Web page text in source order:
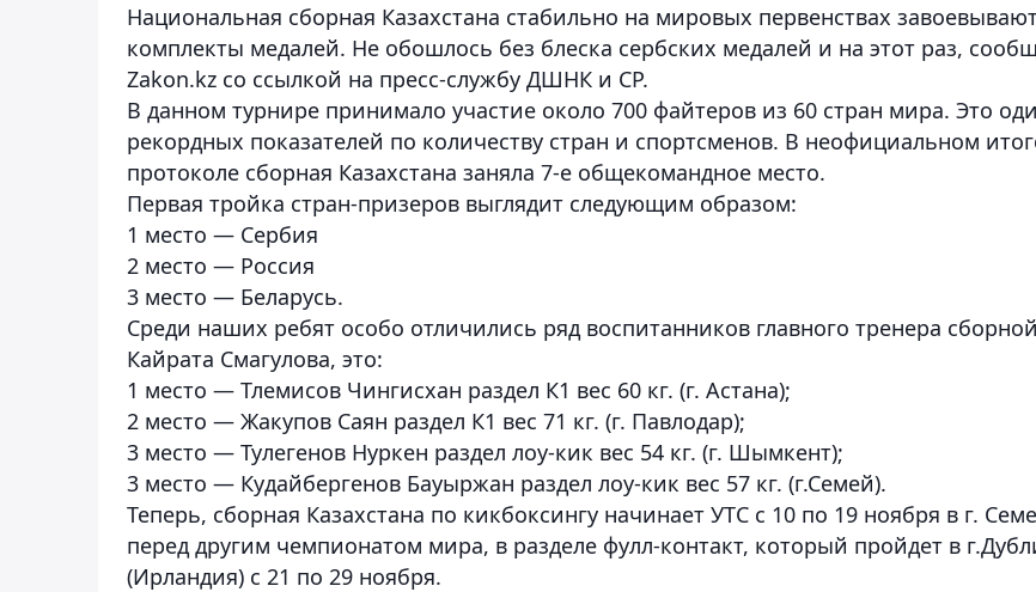
Национальная сборная Казахстана стабильно на мировых первенствах
комплекты медалей. Не обошлось без блеска сербских медалей и на этот раз,
Zakon.kz со ссылкой на пресс-службу ДШНК и СР.
В данном турнире принимало участие около 700 файтеров из 60 стран мира. Это
рекордных показателей по количеству стран и спортсменов. В неофициальном
протоколе сборная Казахстана заняла 7-е общекомандное место.
Первая тройка стран-призеров выглядит следующим образом:
1 место — Сербия
2 место — Россия
3 место — Беларусь.
Среди наших ребят особо отличились ряд воспитанников главного тренера сборной
Кайрата Смагулова, это:
1 место — Тлемисов Чингисхан раздел К1 вес 60 кг. (г. Астана);
2 место — Жакупов Саян раздел К1 вес 71 кг. (г. Павлодар);
3 место — Тулегенов Нуркен раздел лоу-кик вес 54 кг. (г. Шымкент);
3 место — Кудайбергенов Бауыржан раздел лоу-кик вес 57 кг. (г.Семей).
Теперь, сборная Казахстана по кикбоксингу начинает УТС с 10 по 19 ноября в г.
перед другим чемпионатом мира, в разделе фулл-контакт, который пройдет в
(Ирландия) с 21 по 29 ноября.